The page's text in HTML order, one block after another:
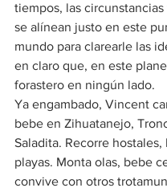
tiempos, las
se alínean justo en este
mundo para clarearle las
en claro que, en este
forastero en ningún lado.
Ya engambado, Vincent
bebe en Zihuatanejo,
Saladita. Recorre hostales,
playas. Monta olas, bebe
convive con otros